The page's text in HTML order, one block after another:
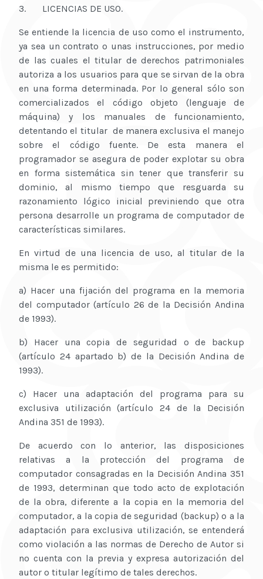
3. LICENCIAS DE USO.
Se entiende la licencia de uso como el instrumento,
ya sea un contrato o unas instrucciones, por medio
de las cuales el titular de derechos patrimoniales
autoriza a los usuarios para que se sirvan de la obra
en una forma determinada. Por lo general sólo son
comercializados el código objeto (lenguaje de
máquina) y los manuales de funcionamiento,
detentando el titular de manera exclusiva el manejo
sobre el código fuente. De esta manera el
programador se asegura de poder explotar su obra
en forma sistemática sin tener que transferir su
dominio, al mismo tiempo que resguarda su
razonamiento lógico inicial previniendo que otra
persona desarrolle un programa de computador de
características similares.
En virtud de una licencia de uso, al titular de la
misma le es permitido:
a) Hacer una fijación del programa en la memoria
del computador (artículo 26 de la Decisión Andina
de 1993).
b) Hacer una copia de seguridad o de backup
(artículo 24 apartado b) de la Decisión Andina de
1993).
c) Hacer una adaptación del programa para su
exclusiva utilización (artículo 24 de la Decisión
Andina 351 de 1993).
De acuerdo con lo anterior, las disposiciones
relativas a la protección del programa de
computador consagradas en la Decisión Andina 351
de 1993, determinan que todo acto de explotación
de la obra, diferente a la copia en la memoria del
computador, a la copia de seguridad (backup) o a la
adaptación para exclusiva utilización, se entenderá
como violación a las normas de Derecho de Autor si
no cuenta con la previa y expresa autorización del
autor o titular legítimo de tales derechos.